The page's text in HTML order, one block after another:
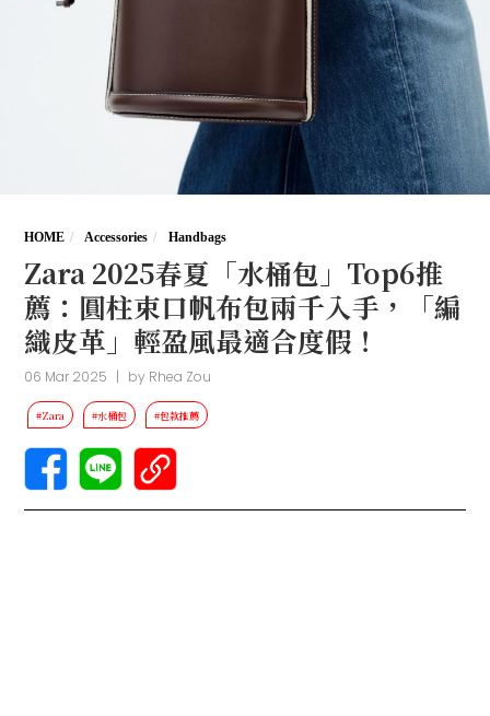
HOME Accessories Handbags
Zara 2025春夏「水桶包」Top6推
薦：圓柱束口帆布包兩千入手，「編
織皮革」輕盈風最適合度假！
06 Mar 2025 | by Rhea Zou
#Zara #水桶包 #包款推薦